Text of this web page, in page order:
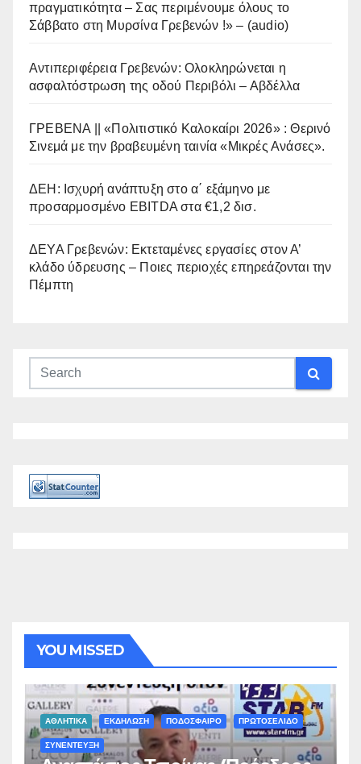
πραγματικότητα – Σας περιμένουμε όλους το
Σάββατο στη Μυρσίνα Γρεβενών !» – (audio)
Αντιπεριφέρεια Γρεβενών: Ολοκληρώνεται η
ασφαλτόστρωση της οδού Περιβόλι – Αβδέλλα
ΓΡΕΒΕΝΑ || «Πολιτιστικό Καλοκαίρι 2026» : Θερινό
Σινεμά με την βραβευμένη ταινία «Μικρές Ανάσες».
ΔΕΗ: Ισχυρή ανάπτυξη στο α΄ εξάμηνο με
προσαρμοσμένο EBITDA στα €1,2 δισ.
ΔΕΥΑ Γρεβενών: Εκτεταμένες εργασίες στον Α’
κλάδο ύδρευσης – Ποιες περιοχές επηρεάζονται την
Πέμπτη
YOU MISSED
ΑΘΛΗΤΙΚΑ ΕΚΔΗΛΩΣΗ ΠΟΔΟΣΦΑΙΡΟ ΠΡΩΤΟΣΕΛΙΔΟ
ΣΥΝΕΝΤΕΥΞΗ